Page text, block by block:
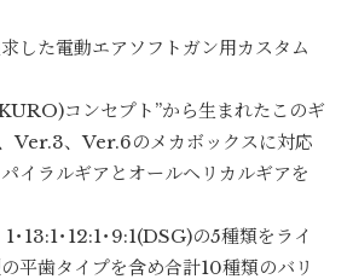
した電動エアソフトガン用カスタム
コンセプト”から生まれたこのギ
Ver.3、Ver.6のメカボックスに対応
イラルギアとオールヘリカルギアを
･13:1･12:1･9:1(DSG)の5種類をライ
平歯タイプを含め合計10種類のバリ